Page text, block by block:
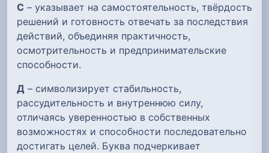
С – указывает на самостоятельность, твёрдость
решений и готовность отвечать за последствия
действий, объединяя практичность,
осмотрительность и предпринимательские
способности.
Д – символизирует стабильность,
рассудительность и внутреннюю силу,
отличаясь уверенностью в собственных
возможностях и способности последовательно
достигать целей. Буква подчеркивает